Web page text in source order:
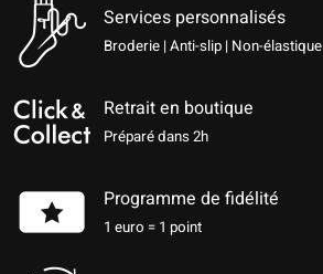
Services personnalisés
Broderie | Anti-slip | Non-élastique
Retrait en boutique
Préparé dans 2h
Programme de fidélité
1 euro = 1 point